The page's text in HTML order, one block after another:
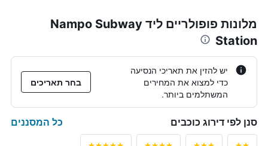
מלונות פופולריים ליד Nampo Subway
Station
יש להזין את תאריכי הנסיעה
כדי למצוא את המחירים
המשתלמים ביותר.
בחר תאריכים
סנן לפי דירוג כוכבים כל המסננים